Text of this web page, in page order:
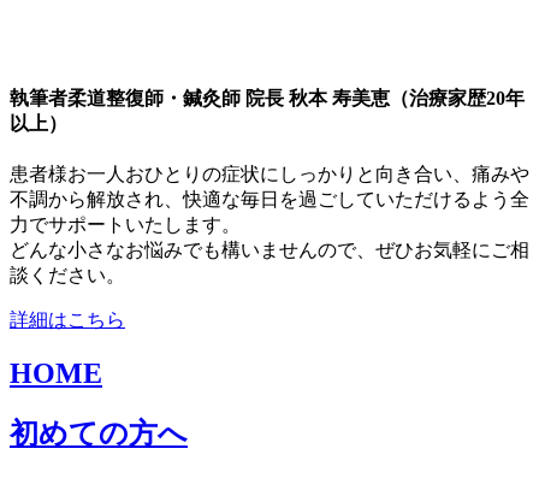
執筆者柔道整復師・鍼灸師 院長 秋本 寿美恵（治療家歴20年
以上）
患者様お一人おひとりの症状にしっかりと向き合い、痛みや
不調から解放され、快適な毎日を過ごしていただけるよう全
力でサポートいたします。
どんな小さなお悩みでも構いませんので、ぜひお気軽にご相
談ください。
詳細はこちら
HOME
初めての方へ